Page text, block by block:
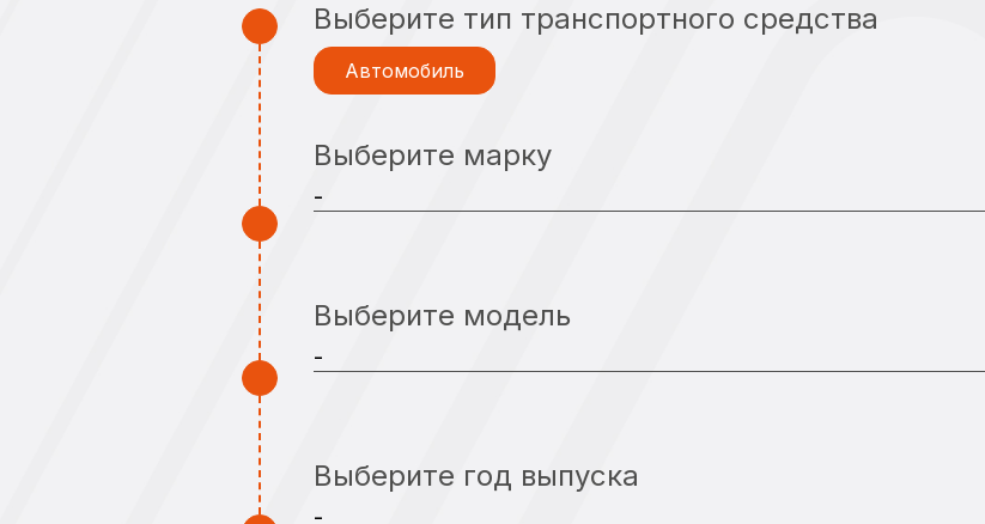
Выберите тип транспортного средства
Автомобиль
Выберите марку
Выберите модель
Выберите год выпуска